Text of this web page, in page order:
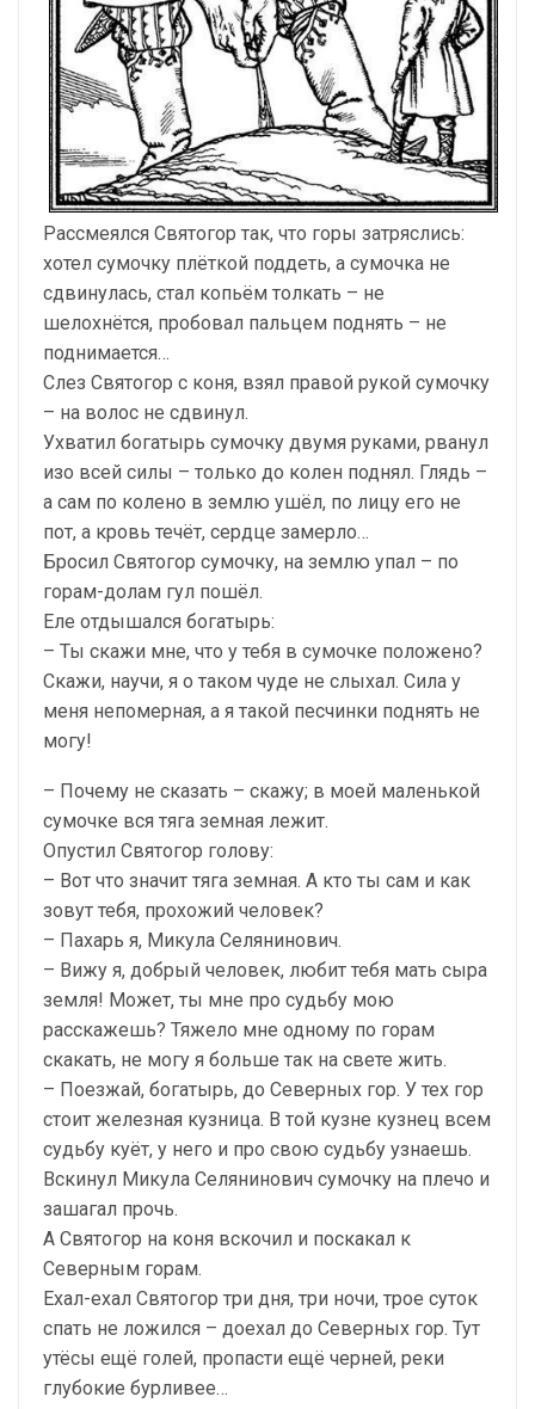
Рассмеялся Святогор так, что горы затряслись:
хотел сумочку плёткой поддеть, а сумочка не
сдвинулась, стал копьём толкать – не
шелохнётся, пробовал пальцем поднять – не
поднимается…
Слез Святогор с коня, взял правой рукой сумочку
– на волос не сдвинул.
Ухватил богатырь сумочку двумя руками, рванул
изо всей силы – только до колен поднял. Глядь –
а сам по колено в землю ушёл, по лицу его не
пот, а кровь течёт, сердце замерло…
Бросил Святогор сумочку, на землю упал – по
горам-долам гул пошёл.
Еле отдышался богатырь:
– Ты скажи мне, что у тебя в сумочке положено?
Скажи, научи, я о таком чуде не слыхал. Сила у
меня непомерная, а я такой песчинки поднять не
могу!
– Почему не сказать – скажу; в моей маленькой
сумочке вся тяга земная лежит.
Опустил Святогор голову:
– Вот что значит тяга земная. А кто ты сам и как
зовут тебя, прохожий человек?
– Пахарь я, Микула Селянинович.
– Вижу я, добрый человек, любит тебя мать сыра
земля! Может, ты мне про судьбу мою
расскажешь? Тяжело мне одному по горам
скакать, не могу я больше так на свете жить.
– Поезжай, богатырь, до Северных гор. У тех гор
стоит железная кузница. В той кузне кузнец всем
судьбу куёт, у него и про свою судьбу узнаешь.
Вскинул Микула Селянинович сумочку на плечо и
зашагал прочь.
А Святогор на коня вскочил и поскакал к
Северным горам.
Ехал-ехал Святогор три дня, три ночи, трое суток
спать не ложился – доехал до Северных гор. Тут
утёсы ещё голей, пропасти ещё черней, реки
глубокие бурливее…